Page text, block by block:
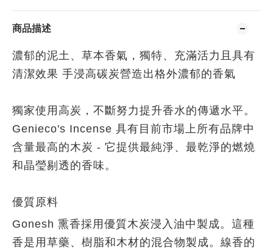
商品描述
濃郁的泥土、草本香氣，獨特、充滿活力且具有
清潔效果 手浸高碳炭營造出格外濃郁的香氣
獨家使用高炭，不斷努力提升香水的傳遞水平。
Genieco's Incense 具有目前市場上所有品牌中
含量最高的木炭 - 它提供最純淨、最乾淨的燃燒
和晶瑩剔透的香味。
優質原料
Gonesh 熏香採用優質木炭浸入油中製成。這種
香是用草藥、樹脂和木材的混合物製成。線香的